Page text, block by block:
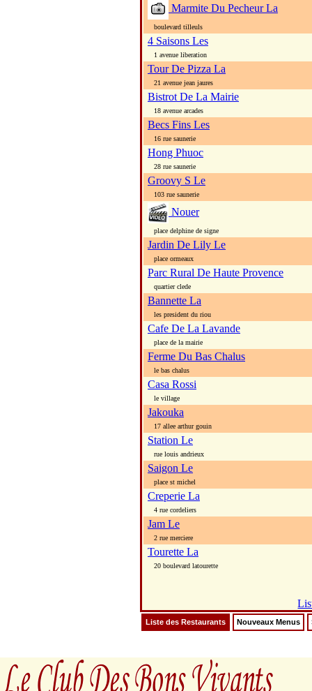
Marmite Du Pecheur La
boulevard tilleuls
4 Saisons Les
1 avenue liberation
Tour De Pizza La
21 avenue jean jaures
Bistrot De La Mairie
18 avenue arcades
Becs Fins Les
16 rue saunerie
Hong Phuoc
28 rue saunerie
Groovy S Le
103 rue saunerie
Nouer
place delphine de signe
Jardin De Lily Le
place ormeaux
Parc Rural De Haute Provence
quartier clede
Bannette La
les president du riou
Cafe De La Lavande
place de la mairie
Ferme Du Bas Chalus
le bas chalus
Casa Rossi
le village
Jakouka
17 allee arthur gouin
Station Le
rue louis andrieux
Saigon Le
place st michel
Creperie La
4 rue cordeliers
Jam Le
2 rue merciere
Tourette La
20 boulevard latourette
Liste des Restaurants Nouveaux Menus